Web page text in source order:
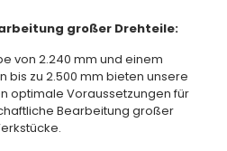
großer Drehteile:
von 2.240 mm und einem
bis zu 2.500 mm bieten unsere
optimale Voraussetzungen für
Bearbeitung großer